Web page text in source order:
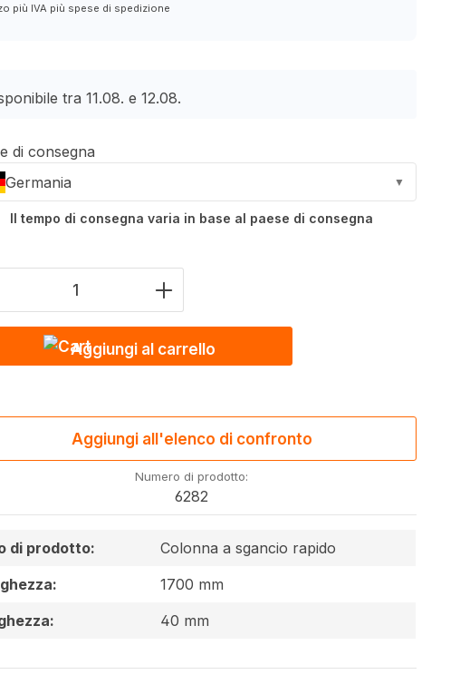
più IVA più spese di spedizione
tra 11.08. e 12.08.
di consegna
Germania
▼
Il tempo di consegna varia in base al paese di consegna
del prodotto: inserire il valore
Aggiungi al carrello
Aggiungi all'elenco di confronto
Numero di prodotto:
6282
di prodotto:
Colonna a sgancio rapido
1700 mm
40 mm